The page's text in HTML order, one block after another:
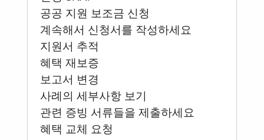
공공 지원 보조금 신청
계속해서 신청서를 작성하세요
지원서 추적
혜택 재보증
보고서 변경
사례의 세부사항 보기
관련 증빙 서류들을 제출하세요
혜택 교체 요청